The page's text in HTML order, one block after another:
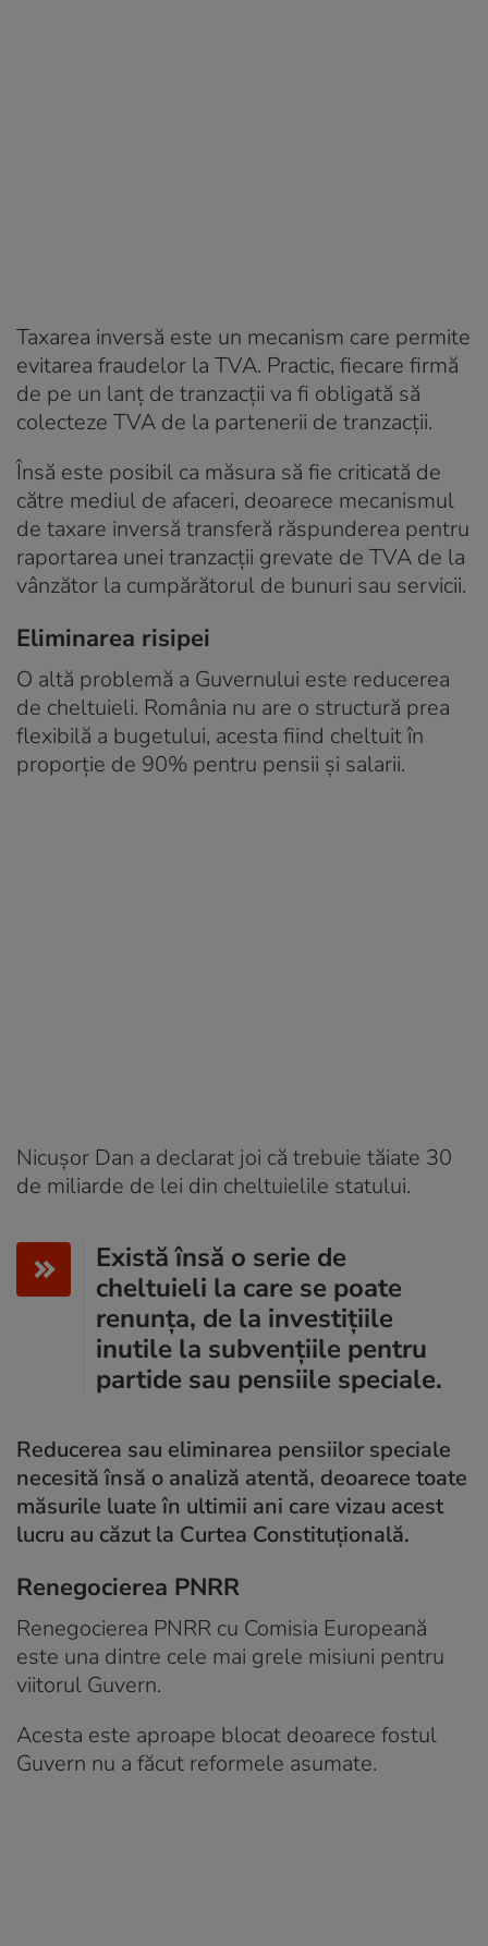
Taxarea inversă este un mecanism care permite
evitarea fraudelor la TVA. Practic, fiecare firmă
de pe un lanț de tranzacții va fi obligată să
colecteze TVA de la partenerii de tranzacții.
Însă este posibil ca măsura să fie criticată de
către mediul de afaceri, deoarece mecanismul
de taxare inversă transferă răspunderea pentru
raportarea unei tranzacții grevate de TVA de la
vânzător la cumpărătorul de bunuri sau servicii.
Eliminarea risipei
O altă problemă a Guvernului este reducerea
de cheltuieli. România nu are o structură prea
flexibilă a bugetului, acesta fiind cheltuit în
proporție de 90% pentru pensii și salarii.
Nicușor Dan a declarat joi că trebuie tăiate 30
de miliarde de lei din cheltuielile statului.
Există însă o serie de
cheltuieli la care se poate
renunța, de la investițiile
inutile la subvențiile pentru
partide sau pensiile speciale.
Reducerea sau eliminarea pensiilor speciale
necesită însă o analiză atentă, deoarece toate
măsurile luate în ultimii ani care vizau acest
lucru au căzut la Curtea Constituțională.
Renegocierea PNRR
Renegocierea PNRR cu Comisia Europeană
este una dintre cele mai grele misiuni pentru
viitorul Guvern.
Acesta este aproape blocat deoarece fostul
Guvern nu a făcut reformele asumate.